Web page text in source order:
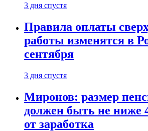
3 дня спустя
Правила оплаты
работы изменятся в
сентября
3 дня спустя
Миронов: размер
должен быть не ниже
от заработка